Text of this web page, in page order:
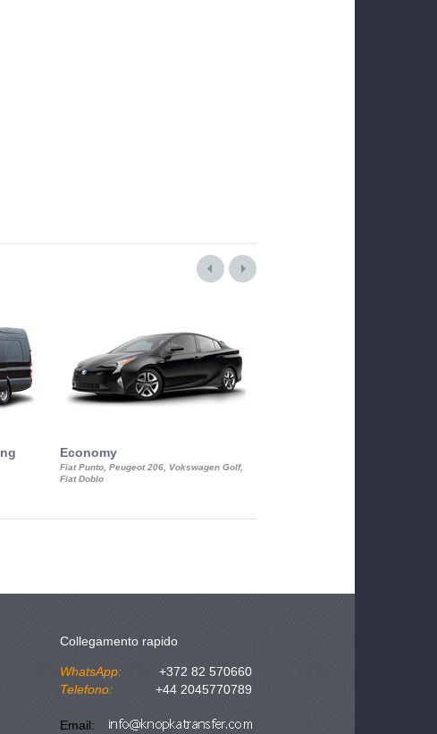
Economy
Fiat Punto, Peugeot 206, Vokswagen Golf,
Fiat Doblo
Collegamento rapido
WhatsApp:
+372 82 570660
Telefono:
+44 2045770789
Email: